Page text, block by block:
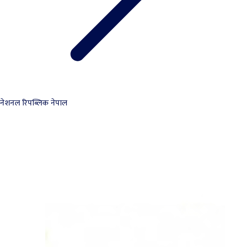
नेशनल रिपब्लिक नेपाल